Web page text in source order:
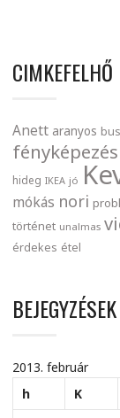
CIMKEFELHŐ
Anett aranyos
fényképezés
hideg IKEA jó
mókás nori
történet unalmas
érdekes étel
2013. február
h
K